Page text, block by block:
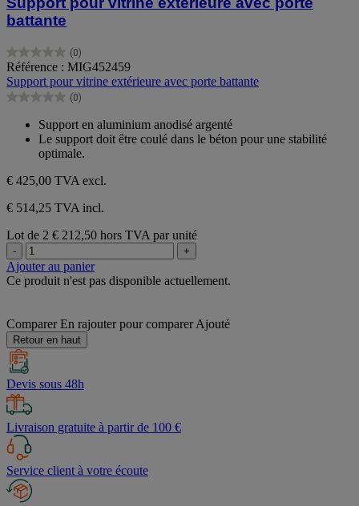
battante
(0)
0.0
sur
5
étoiles.
Référence : MIG452459
Support pour vitrine extérieure avec porte battante
(0)
0.0
étoiles.
Support en aluminium anodisé argenté
Le support doit être coulé dans le béton pour une stabilité
optimale.
€ 425,00 TVA excl.
€ 514,25 TVA incl.
Lot de 2 € 212,50 hors TVA par unité
- +
Ajouter au panier
Ce produit n'est pas disponible actuellement.
Comparer En rajouter pour comparer Ajouté
Retour en haut
Devis sous 48h
Livraison gratuite à partir de 100 €
Service client à votre écoute